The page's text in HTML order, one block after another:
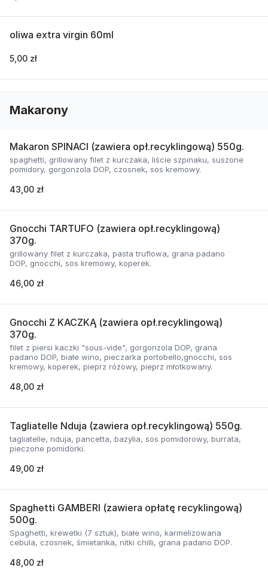
oliwa extra virgin 60ml
5,00 zł
Makarony
Makaron SPINACI (zawiera opł.recyklingową) 550g.
spaghetti, grillowany filet z kurczaka, liście szpinaku, suszone
pomidory, gorgonzola DOP, czosnek, sos kremowy.
43,00 zł
Gnocchi TARTUFO (zawiera opł.recyklingową)
370g.
grillowany filet z kurczaka, pasta truflowa, grana padano
DOP, gnocchi, sos kremowy, koperek.
46,00 zł
Gnocchi Z KACZKĄ (zawiera opł.recyklingową)
370g.
filet z piersi kaczki "sous-vide", gorgonzola DOP, grana
padano DOP, białe wino, pieczarka portobello,gnocchi, sos
kremowy, koperek, pieprz różowy, pieprz młotkowany.
48,00 zł
Tagliatelle Nduja (zawiera opł.recyklingową) 550g.
tagliatelle, nduja, pancetta, bazylia, sos pomidorowy, burrata,
pieczone pomidorki.
49,00 zł
Spaghetti GAMBERI (zawiera opłatę recyklingową)
500g.
Spaghetti, krewetki (7 sztuk), białe wino, karmelizowana
cebula, czosnek, śmietanka, nitki chilli, grana padano DOP.
48,00 zł